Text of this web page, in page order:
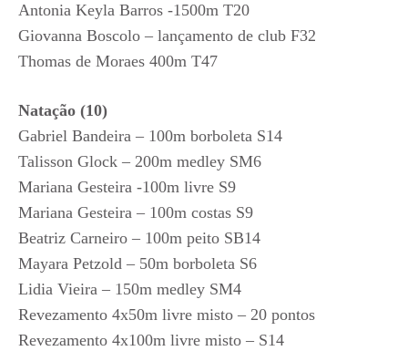
Antonia Keyla Barros -1500m T20
Giovanna Boscolo – lançamento de club F32
Thomas de Moraes 400m T47
Natação (10)
Gabriel Bandeira – 100m borboleta S14
Talisson Glock – 200m medley SM6
Mariana Gesteira -100m livre S9
Mariana Gesteira – 100m costas S9
Beatriz Carneiro – 100m peito SB14
Mayara Petzold – 50m borboleta S6
Lidia Vieira – 150m medley SM4
Revezamento 4x50m livre misto – 20 pontos
Revezamento 4x100m livre misto – S14